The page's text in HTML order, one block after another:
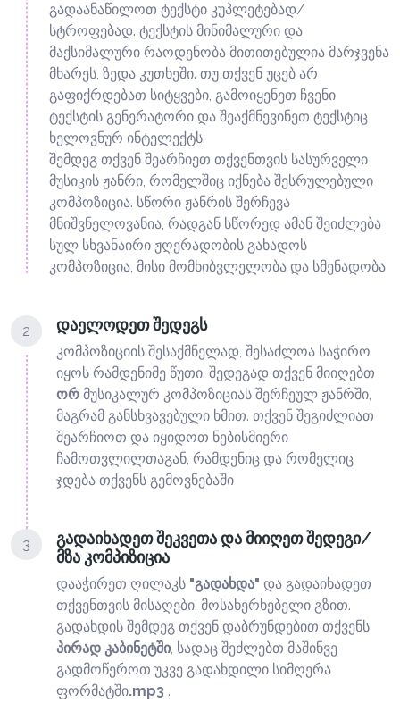
გადაანაწილოთ ტექსტი კუპლეტებად/
სტროფებად. ტექსტის მინიმალური და
მაქსიმალური რაოდენობა მითითებულია მარჯვენა
მხარეს, ზედა კუთხეში. თუ თქვენ უცებ არ
გაფიქრდებათ სიტყვები, გამოიყენეთ ჩვენი
ტექსტის გენერატორი და შეაქმნევინეთ ტექსტიც
ხელოვნურ ინტელექტს.
შემდეგ თქვენ შეარჩიეთ თქვენთვის სასურველი
მუსიკის ჟანრი, რომელშიც იქნება შესრულებული
კომპოზიცია. სწორი ჟანრის შერჩევა
მნიშვნელოვანია, რადგან სწორედ ამან შეიძლება
სულ სხვანაირი ჟღერადობის გახადოს
კომპოზიცია, მისი მომხიბვლელობა და სმენადობა
2 დაელოდეთ შედეგს
კომპოზიციის შესაქმნელად, შესაძლოა საჭირო
იყოს რამდენიმე წუთი. შედეგად თქვენ მიიღებთ
ორ მუსიკალურ კომპოზიციას შერჩეულ ჟანრში,
მაგრამ განსხვავებული ხმით. თქვენ შეგიძლიათ
შეარჩიოთ და იყიდოთ ნებისმიერი
ჩამოთვლილთაგან, რამდენიც და რომელიც
ჯდება თქვენს გემოვნებაში
3
გადაიხადეთ შეკვეთა და მიიღეთ შედეგი/
მზა კომპიზიცია
დააჭირეთ ღილაკს "გადახდა" და გადაიხადეთ
თქვენთვის მისაღები, მოსახერხებელი გზით.
გადახდის შემდეგ თქვენ დაბრუნდებით თქვენს
პირად კაბინეტში, სადაც შეძლებთ მაშინვე
გადმოწეროთ უკვე გადახდილი სიმღერა
ფორმატში.mp3 .